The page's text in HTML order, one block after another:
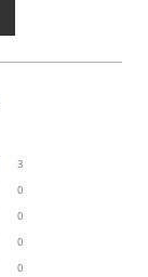
3
0
0
0
0